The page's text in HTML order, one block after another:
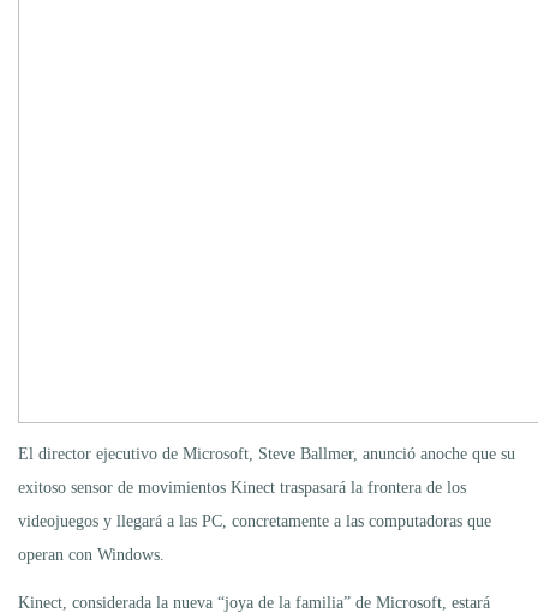
El director ejecutivo de Microsoft, Steve Ballmer, anunció anoche que su
exitoso sensor de movimientos Kinect traspasará la frontera de los
videojuegos y llegará a las PC, concretamente a las computadoras que
operan con Windows.
Kinect, considerada la nueva “joya de la familia” de Microsoft, estará